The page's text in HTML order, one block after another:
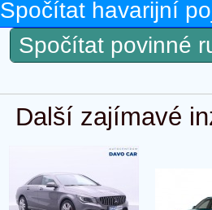
Spočítat havarijní
Spočítat povinné
Další zajímavé